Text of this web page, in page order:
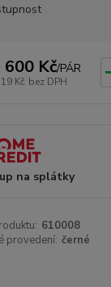
600 Kč/PÁR
Kč bez DPH
na splátky
610008
provedení: černé